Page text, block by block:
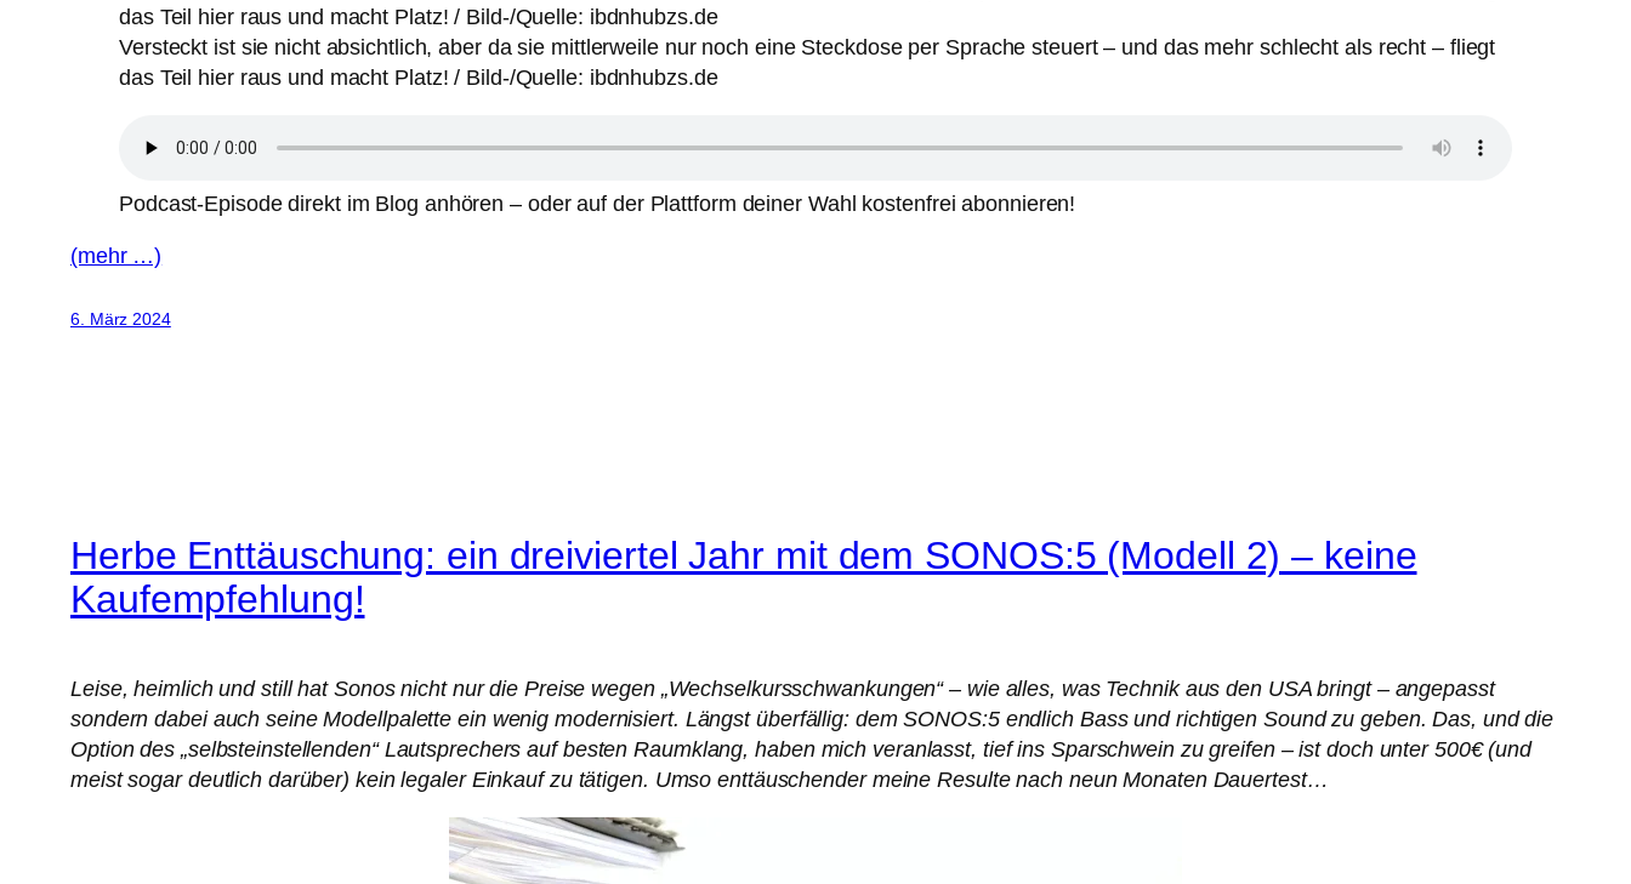
Versteckt ist sie nicht absichtlich, aber da sie mittlerweile nur noch eine Steckdose per Sprache steuert – und das mehr schlecht als recht – fliegt
das Teil hier raus und macht Platz! / Bild-/Quelle: ibdnhubzs.de
Podcast-Episode direkt im Blog anhören – oder auf der Plattform deiner Wahl kostenfrei abonnieren!
(mehr …)
6. März 2024
Herbe Enttäuschung: ein dreiviertel Jahr mit dem SONOS:5 (Modell 2) – keine
Kaufempfehlung!
Leise, heimlich und still hat Sonos nicht nur die Preise wegen „Wechselkursschwankungen“ – wie alles, was Technik aus den USA bringt – angepasst
sondern dabei auch seine Modellpalette ein wenig modernisiert. Längst überfällig: dem SONOS:5 endlich Bass und richtigen Sound zu geben. Das, und die
Option des „selbsteinstellenden“ Lautsprechers auf besten Raumklang, haben mich veranlasst, tief ins Sparschwein zu greifen – ist doch unter 500€ (und
meist sogar deutlich darüber) kein legaler Einkauf zu tätigen. Umso enttäuschender meine Resulte nach neun Monaten Dauertest…